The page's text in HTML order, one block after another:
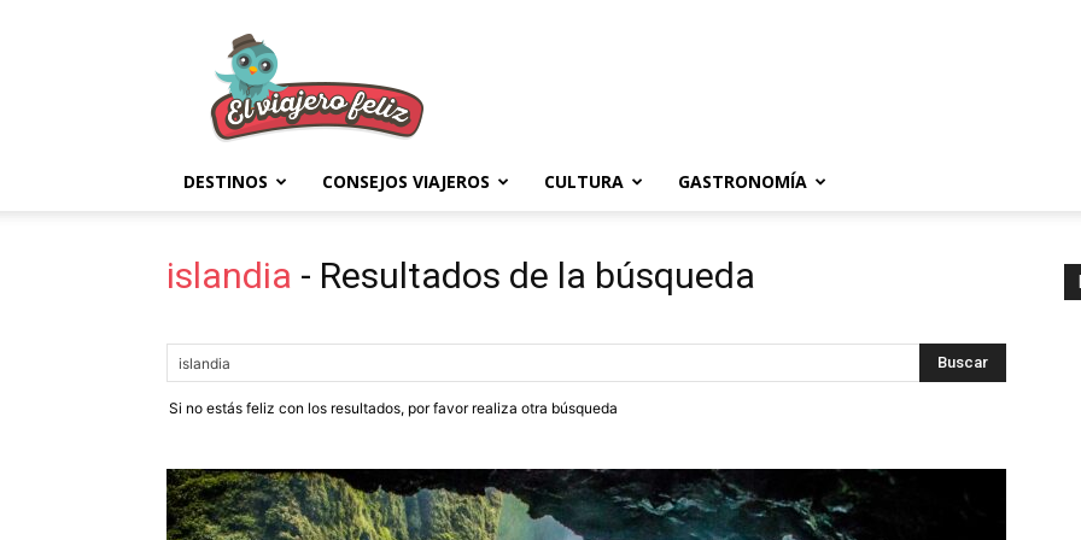
Feliz
DESTINOS CONSEJOS VIAJEROS CULTURA GASTRONOMÍA
islandia - Resultados de la búsqueda
Si no estás feliz con los resultados, por favor realiza otra búsqueda